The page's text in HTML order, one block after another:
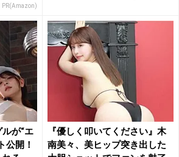
PR(Amazon)
が“エ
公開！
『優しく叩いてください』木
南美々、美ヒップ突き出した